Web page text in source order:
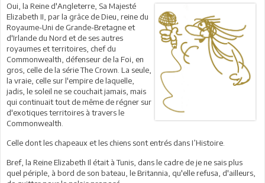
Oui, la Reine d'Angleterre, Sa Majesté
Elizabeth II, par la grâce de Dieu, reine du
Royaume-Uni de Grande-Bretagne et
d'Irlande du Nord et de ses autres
royaumes et territoires, chef du
Commonwealth, défenseur de la Foi, en
gros, celle de la série The Crown. La seule,
la vraie, celle sur l'empire de laquelle,
jadis, le soleil ne se couchait jamais, mais
qui continuait tout de même de régner sur
d'exotiques territoires à travers le
Commonwealth.
Celle dont les chapeaux et les chiens sont entrés dans I’Histoire.
Bref, la Reine Elizabeth Il était à Tunis, dans le cadre de je ne sais plus
quel périple, à bord de son bateau, le Britannia, qu'elle refusa, d'ailleurs,